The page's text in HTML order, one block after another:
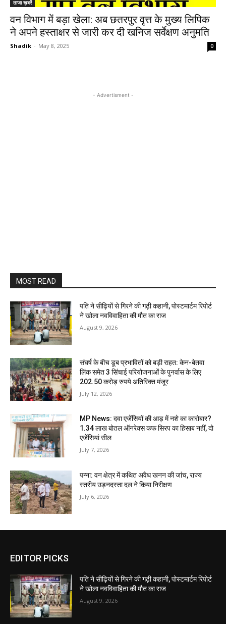
ताजा ख़बरें
वन विभाग में बड़ा खेला: अब छतरपुर वृत्त के मुख्य लिपिक
ने अपने हस्ताक्षर से जारी कर दी खनिज सर्वेक्षण अनुमति
Shadik - May 8, 2025 0
- Advertisment -
MOST READ
पति ने सीढ़ियों से गिरने की गढ़ी कहानी, पोस्टमार्टम रिपोर्ट
ने खोला नवविवाहिता की मौत का राज
August 9, 2026
संघर्ष के बीच डूब प्रभावितों को बड़ी राहत: केन-बेतवा
लिंक समेत 3 सिंचाई परियोजनाओं के पुनर्वास के लिए
202.50 करोड़ रुपये अतिरिक्त मंजूर
July 12, 2026
MP News: दवा एजेंसियों की आड़ में नशे का कारोबार?
1.34 लाख बोतल ऑनरेक्स कफ सिरप का हिसाब नहीं, दो
एजेंसियां सील
July 7, 2026
पन्ना: वन क्षेत्र में कथित अवैध खनन की जांच, राज्य
स्तरीय उड़नदस्ता दल ने किया निरीक्षण
July 6, 2026
EDITOR PICKS
पति ने सीढ़ियों से गिरने की गढ़ी कहानी, पोस्टमार्टम रिपोर्ट
ने खोला नवविवाहिता की मौत का राज
August 9, 2026